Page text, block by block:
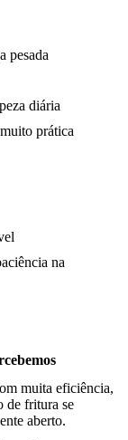
pesada
diária
prática
na
muita eficiência,
de fritura se
aberto.